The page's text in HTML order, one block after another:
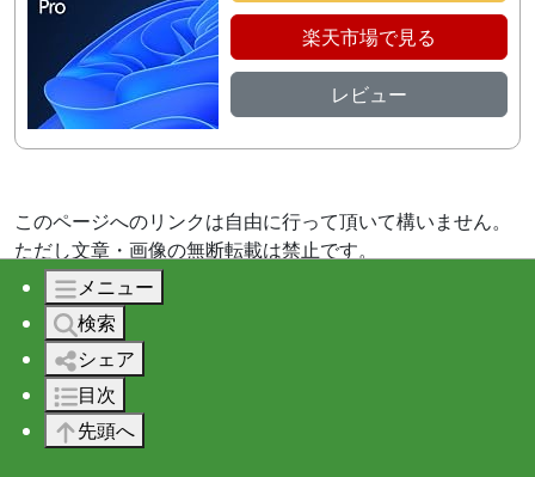
楽天市場で見る
レビュー
このページへのリンクは自由に行って頂いて構いません。
ただし文章・画像の無断転載は禁止です。
メニュー
検索
シェア
目次
先頭へ